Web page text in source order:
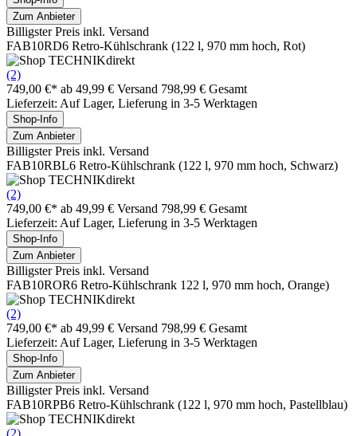
Zum Anbieter
Billigster Preis inkl. Versand
FAB10RD6 Retro-Kühlschrank (122 l, 970 mm hoch, Rot)
(2)
749,00 €* ab 49,99 € Versand 798,99 € Gesamt
Lieferzeit: Auf Lager, Lieferung in 3-5 Werktagen
Shop-Info
Zum Anbieter
Billigster Preis inkl. Versand
FAB10RBL6 Retro-Kühlschrank (122 l, 970 mm hoch, Schwarz)
(2)
749,00 €* ab 49,99 € Versand 798,99 € Gesamt
Lieferzeit: Auf Lager, Lieferung in 3-5 Werktagen
Shop-Info
Zum Anbieter
Billigster Preis inkl. Versand
FAB10ROR6 Retro-Kühlschrank 122 l, 970 mm hoch, Orange)
(2)
749,00 €* ab 49,99 € Versand 798,99 € Gesamt
Lieferzeit: Auf Lager, Lieferung in 3-5 Werktagen
Shop-Info
Zum Anbieter
Billigster Preis inkl. Versand
FAB10RPB6 Retro-Kühlschrank (122 l, 970 mm hoch, Pastellblau)
(2)